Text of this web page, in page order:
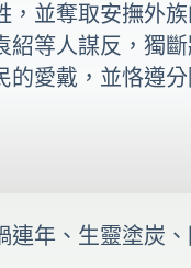
並奪取安撫外
等人謀反，獨斷
愛戴，並恪遵
年、生靈塗炭